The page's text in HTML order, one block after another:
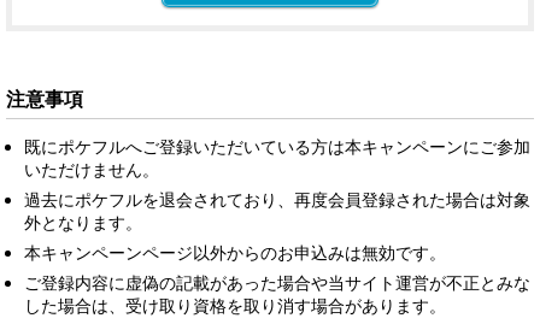
注意事項
既にポケフルへご登録いただいている方は本キャンペーンにご参加
いただけません。
過去にポケフルを退会されており、再度会員登録された場合は対象
外となります。
本キャンペーンページ以外からのお申込みは無効です。
ご登録内容に虚偽の記載があった場合や当サイト運営が不正とみな
した場合は、受け取り資格を取り消す場合があります。